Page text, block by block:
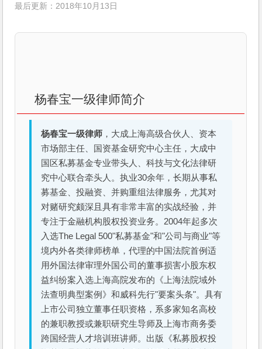
最后更新：2018年10月13日
杨春宝一级律师简介
杨春宝一级律师 ，大成上海高级合伙人、资本
市场部主任、国资基金研究中心主任，大成中
国区私募基金专业带头人、科技与文化法律研
究中心联合牵头人。执业30余年，长期从事私
募基金、投融资、并购重组法律服务，尤其对
对赌研究颇深且具有非常丰富的实战经验，并
专注于金融机构股权投资业务。2004年起多次
入选The Legal 500"私募基金"和"公司与商业"等
境内外各类律师榜单，代理的中国法院首例适
用外国法律审理外国公司的董事损害小股东权
益纠纷案入选上海高院发布的《上海法院域外
法查明典型案例》和威科先行"要案头条"。具有
上市公司独立董事任职资格，系多家知名高校
的兼职教授或兼职研究生导师及上海市商务委
跨国经营人才培训班讲师。出版《私募股权投